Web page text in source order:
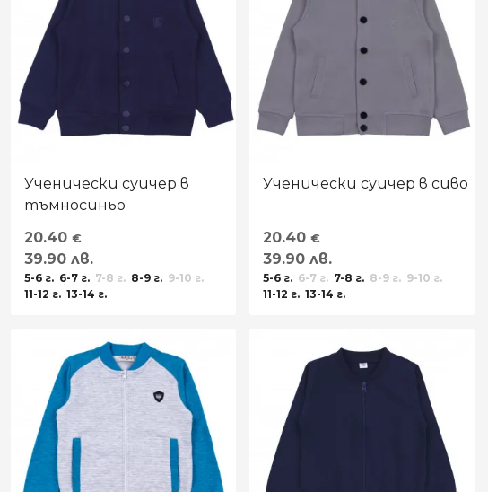
Ученически суичер в
тъмносиньо
20.40€
39.90 лв.
5-6 г. 6-7 г. 7-8 г. 8-9 г. 9-10 г.
11-12 г. 13-14 г.
Ученически суичер в сиво
20.40€
39.90 лв.
5-6 г. 6-7 г. 7-8 г. 8-9 г. 9-10 г.
11-12 г. 13-14 г.